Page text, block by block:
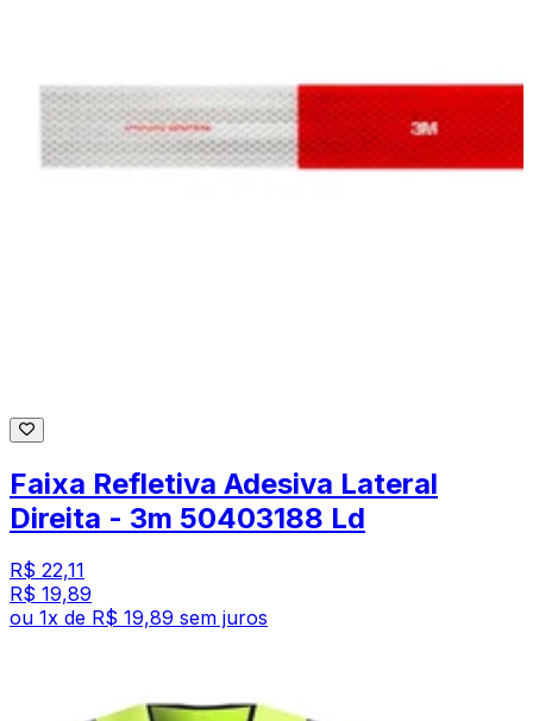
Faixa Refletiva Adesiva Lateral
Direita - 3m 50403188 Ld
R$ 22,11
R$ 19,89
ou 1x de R$ 19,89 sem juros